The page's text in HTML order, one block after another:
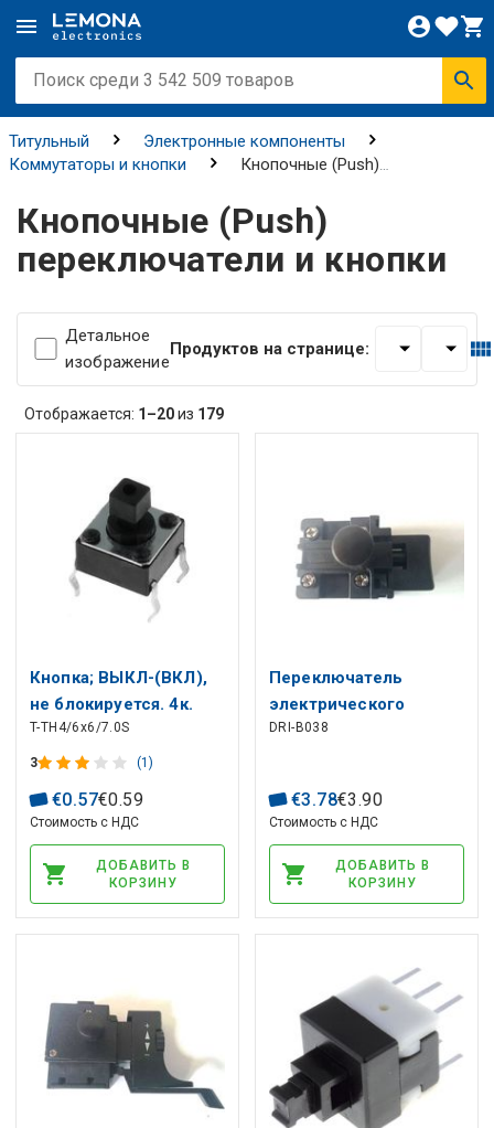
Титульный
Электронные компоненты
Коммутаторы и кнопки
Кнопочные (Push)
Кнопочные (Push)
переключатели и кнопки
Детальное
изображение
Продуктов на странице:
Отображается: 1–20из 179
Кнопкa; ВЫКЛ-(ВКЛ),
не блокируется. 4к.
0,05 А / 12 В
постоянного тока
прямоугольная кнопка
T-TH4/6x6/7.0S
3 (1)
€0.57€0.59
Стоимость с НДС
ДОБАВИТЬ В
КОРЗИНУ
Переключатель
электрического
молота FA3-10 / 2D10
DRI-B038
€3.78€3 .90
Стоимость с НДС
ДОБАВИТЬ В
КОРЗИНУ